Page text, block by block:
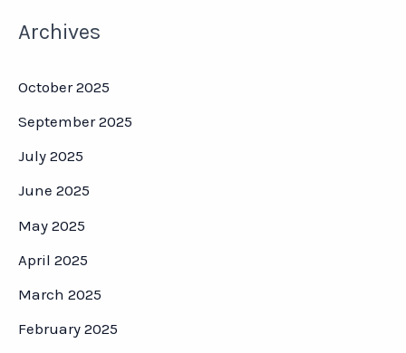
Archives
October 2025
September 2025
July 2025
June 2025
May 2025
April 2025
March 2025
February 2025